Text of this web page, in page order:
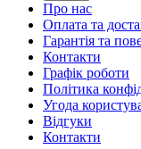
Про нас
Оплата та
Гарантія та
Контакти
Графік роботи
Політика
Угода
Відгуки
Контакти